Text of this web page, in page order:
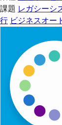
課題 レガシーシ
行 ビジネスオー